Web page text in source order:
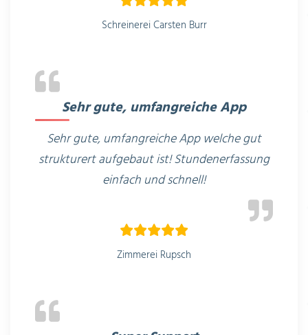
Schreinerei Carsten Burr
Sehr gute, umfangreiche App
Sehr gute, umfangreiche App welche gut
strukturert aufgebaut ist! Stundenerfassung
einfach und schnell!
Zimmerei Rupsch